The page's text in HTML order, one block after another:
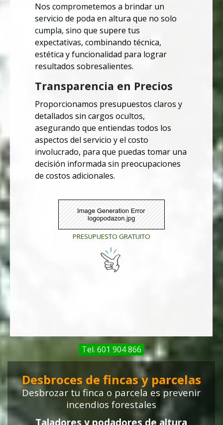
Nos comprometemos a brindar un
servicio de poda en altura que no solo
cumpla, sino que supere tus
expectativas, combinando técnica,
estética y funcionalidad para lograr
resultados sobresalientes.
Transparencia en Precios
Proporcionamos presupuestos claros y
detallados sin cargos ocultos,
asegurando que entiendas todos los
aspectos del servicio y el costo
involucrado, para que puedas tomar una
decisión informada sin preocupaciones
de costos adicionales.
PRESUPUESTO GRATUITO
Tel. 601 904 866
Desbroces de fincas y parcelas
Desbrozar tu finca o parcela es prevenir
incendios forestales
Taladores y podadores de altura